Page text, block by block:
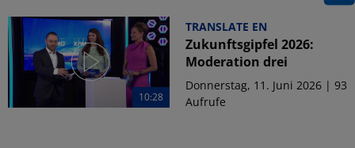
10:28
TRANSLATE EN
Zukunftsgipfel 2026:
Moderation drei
Donnerstag, 11. Juni 2026 | 93
Aufrufe